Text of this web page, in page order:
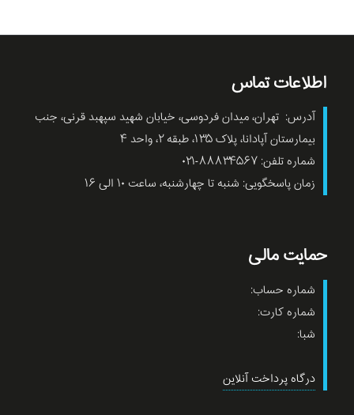
اطلاعات تماس
آدرس: تهران، میدان فردوسی، خیابان شهید سپهبد قرنی، جنب
بیمارستان آپادانا، پلاک ۱۳۵، طبقه ۲، واحد ۴
شماره تلفن: ۸۸۸۳۴۵۶۷-۰۲۱
زمان پاسخگویی: شنبه تا چهارشنبه، ساعت ۱۰ الی ۱۶
حمایت مالی
شماره حساب:
شماره کارت:
شبا:
درگاه پرداخت آنلاین